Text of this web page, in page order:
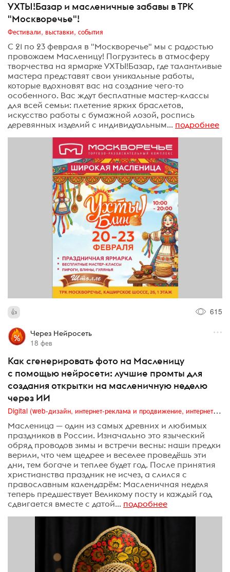
УХТЫ!Базар и масленичные забавы в ТРК
"Москворечье"!
Фестивали, выставки, события
С 21 по 23 февраля в "Москворечье" мы с радостью
провожаем Масленицу! Погрузитесь в атмосферу
творчества на ярмарке УХТЫ!Базар, где талантливые
мастера представят свои уникальные работы,
которые вдохновят вас на создание чего-то
особенного. Вас ждут бесплатные мастер-классы
для всей семьи: плетение ярких браслетов,
искусство работы с бумажной лозой, роспись
деревянных изделий с индивидуальным... подробнее
615
Через Нейросеть
18 фев
Как сгенерировать фото на Масленицу
с помощью нейросети: лучшие промты для
создания открытки на масленичную неделю
через ИИ
Digital (web-дизайн, интернет-реклама и продвижение, интернет-сообщества и блоги, интернет-коммуникации, мобильный маркетинг, реклама на цифровых экранах)
Масленица — один из самых древних и любимых
праздников в России. Изначально это языческий
обряд проводов зимы и встречи весны: наши предки
верили, что чем щедрее и веселее проведёшь эти
дни, тем богаче и теплее будет год. После принятия
христианства праздник не исчез, а слился с
православным календарём: Масленичная неделя
теперь предшествует Великому посту и каждый год
сдвигается вместе с датой... подробнее